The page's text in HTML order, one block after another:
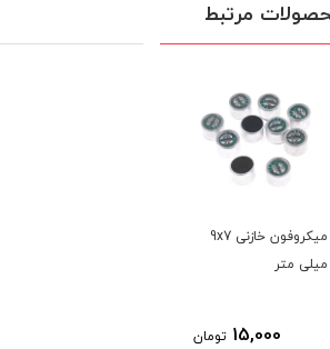
مرتبط
میکروفون خازنی 9x7
میلی متر
15,000 تومان